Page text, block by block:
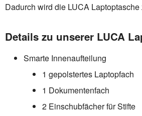
Dadurch wird die LUCA
Details zu unserer LUCA
Smarte Innenaufteilung
1 gepolstertes Laptopfach
1 Dokumentenfach
2 Einschubfächer für Stifte